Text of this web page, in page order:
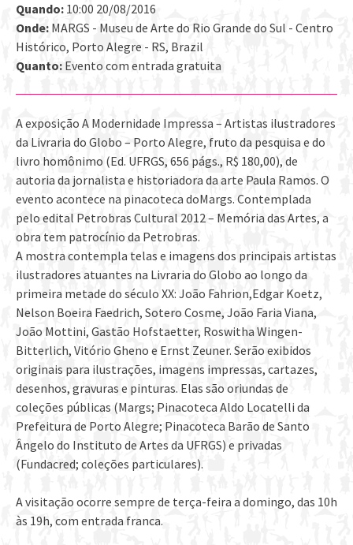
Quando: 10:00 20/08/2016
Onde: MARGS - Museu de Arte do Rio Grande do Sul - Centro
Histórico, Porto Alegre - RS, Brazil
Quanto: Evento com entrada gratuita
A exposição A Modernidade Impressa – Artistas ilustradores
da Livraria do Globo – Porto Alegre, fruto da pesquisa e do
livro homônimo (Ed. UFRGS, 656 págs., R$ 180,00), de
autoria da jornalista e historiadora da arte Paula Ramos. O
evento acontece na pinacoteca doMargs. Contemplada
pelo edital Petrobras Cultural 2012 – Memória das Artes, a
obra tem patrocínio da Petrobras.
A mostra contempla telas e imagens dos principais artistas
ilustradores atuantes na Livraria do Globo ao longo da
primeira metade do século XX: João Fahrion,Edgar Koetz,
Nelson Boeira Faedrich, Sotero Cosme, João Faria Viana,
João Mottini, Gastão Hofstaetter, Roswitha Wingen-
Bitterlich, Vitório Gheno e Ernst Zeuner. Serão exibidos
originais para ilustrações, imagens impressas, cartazes,
desenhos, gravuras e pinturas. Elas são oriundas de
coleções públicas (Margs; Pinacoteca Aldo Locatelli da
Prefeitura de Porto Alegre; Pinacoteca Barão de Santo
Ângelo do Instituto de Artes da UFRGS) e privadas
(Fundacred; coleções particulares).
A visitação ocorre sempre de terça-feira a domingo, das 10h
às 19h, com entrada franca.